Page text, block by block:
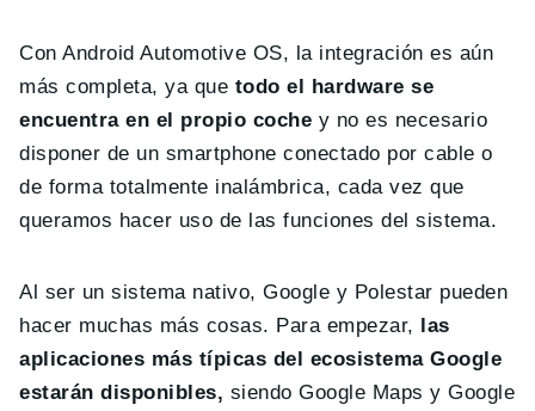
Con Android Automotive OS, la integración es aún
más completa, ya que todo el hardware se
encuentra en el propio coche y no es necesario
disponer de un smartphone conectado por cable o
de forma totalmente inalámbrica, cada vez que
queramos hacer uso de las funciones del sistema.
Al ser un sistema nativo, Google y Polestar pueden
hacer muchas más cosas. Para empezar, las
aplicaciones más típicas del ecosistema Google
estarán disponibles, siendo Google Maps y Google